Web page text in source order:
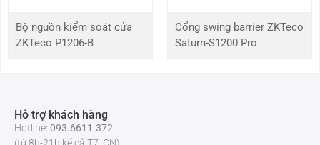
động
Kích
thước
86 x 86 x 50 mm
Bộ nguồn kiểm soát cửa
ZKTeco P1206-B
Cổng swing barrier ZKTeco
Saturn-S1200 Pro
Hỗ trợ khách hàng
Hotline: 093.6611.372